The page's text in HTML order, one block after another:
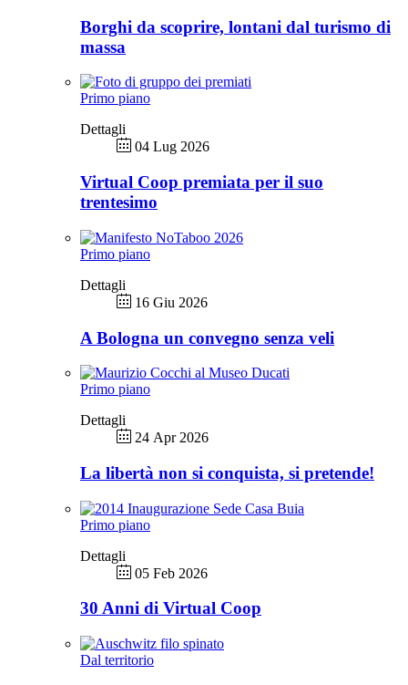
Borghi da scoprire, lontani dal turismo di
massa
Primo piano
Dettagli
04 Lug 2026
Virtual Coop premiata per il suo
trentesimo
Primo piano
Dettagli
16 Giu 2026
A Bologna un convegno senza veli
Primo piano
Dettagli
24 Apr 2026
La libertà non si conquista, si pretende!
Primo piano
Dettagli
05 Feb 2026
30 Anni di Virtual Coop
Dal territorio